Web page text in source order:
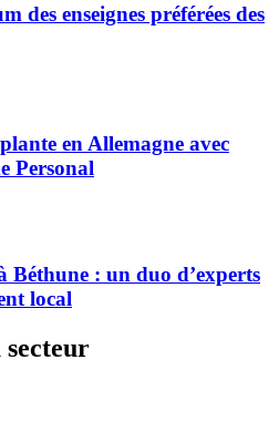
des enseignes préférées des
en Allemagne avec
Personal
Béthune : un duo d’experts
local
secteur